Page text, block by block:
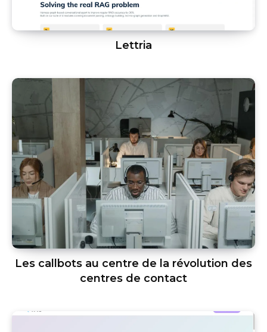
Lettria
Les callbots au centre de la révolution des
centres de contact